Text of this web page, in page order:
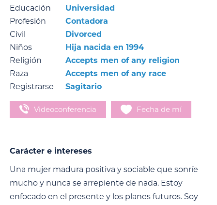
Educación
Universidad
Profesión
Contadora
Civil
Divorced
Niños
Hija nacida en 1994
Religión
Accepts men of any religion
Raza
Accepts men of any race
Registrarse
Sagitario
Videoconferencia Fecha de mí
Carácter e intereses
Una mujer madura positiva y sociable que sonríe
mucho y nunca se arrepiente de nada. Estoy
enfocado en el presente y los planes futuros. Soy